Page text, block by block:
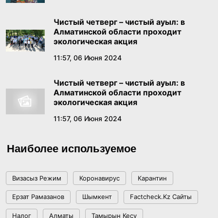
К СЦЕНИЧЕСКОМУ ИСКУССТВУ КАЗАКСТАН
РЕСПУБЛИКАСЫНЫН
Бектенов в России заявил о конституционном
признании тысячелетней истории Золотой
В Правительстве состоялось заседание
Комиссии по реализации государственной
языковой политики
17:39, 17 Июня 2026
Как платить меньше за «коммуналку»:
помощи
17:29, 16 Июня 2026
«Казахмыс» наращивает геологоразведку в
Чистый четверг – чистый ауыл: в
Алматинской области проходит
экологическая акция
11:57, 06 Июня 2024
Чистый четверг – чистый ауыл: в
Алматинской области проходит
экологическая акция
11:57, 06 Июня 2024
Наиболее используемое
Визасыз Режим Коронавирус Карантин
Ерзат Рамазанов Шымкент Factcheck.kz Сайты
Налог Алматы Тамырын Кесу